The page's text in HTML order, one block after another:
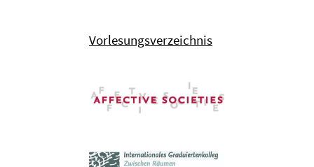
Vorlesungsverzeichnis